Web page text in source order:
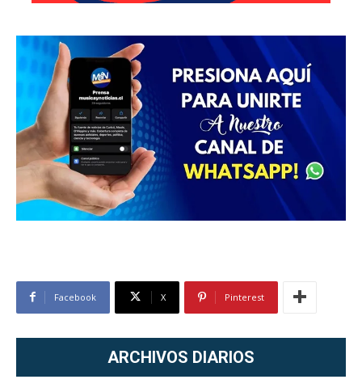
Facebook X Pinterest
ARCHIVOS DIARIOS